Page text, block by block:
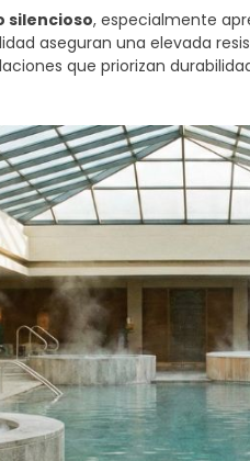
silencioso, especialmente
aseguran una elevada
que priorizan